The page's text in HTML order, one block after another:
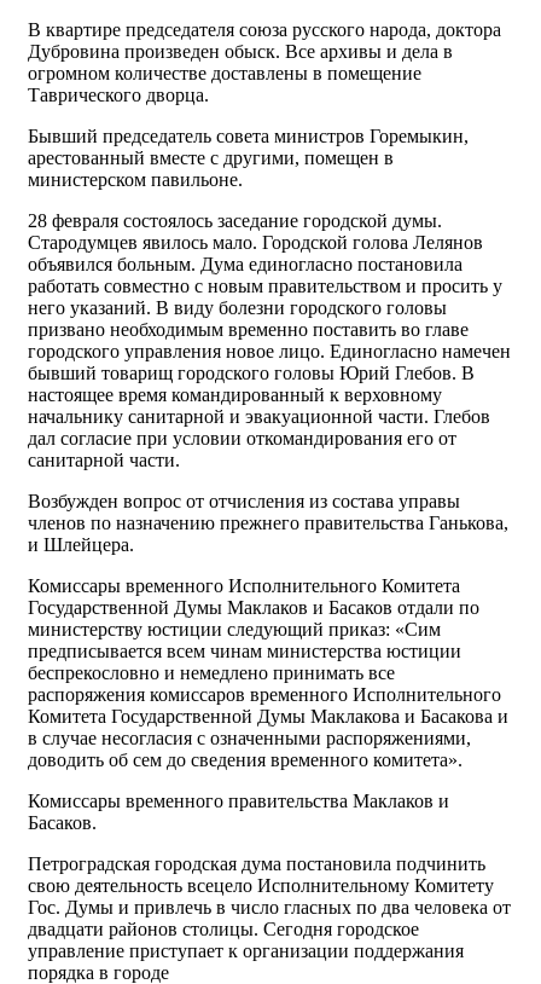
В квартире председателя союза русского народа, доктора
Дубровина произведен обыск. Все архивы и дела в
огромном количестве доставлены в помещение
Таврического дворца.
Бывший председатель совета министров Горемыкин,
арестованный вместе с другими, помещен в
министерском павильоне.
28 февраля cостоялось заседание городской думы.
Стародумцев явилось мало. Городской голова Лелянов
объявился больным. Дума единогласно постановила
работать совместно с новым правительством и просить у
него указаний. В виду болезни городского головы
призвано необходимым временно поставить во главе
городского управления новое лицо. Единогласно намечен
бывший товарищ городского головы Юрий Глебов. В
настоящее время командированный к верховному
начальнику санитарной и эвакуационной части. Глебов
дал согласие при yсловии откомандирования его от
санитарной части.
Возбужден вопрос от отчисления из состава управы
членов по назначению прежнего правительства Ганькова,
и Шлейцера.
Комиссары временного Исполнительного Комитета
Государственной Думы Маклаков и Басаков отдали по
министерству юстиции следующий приказ: «Сим
предписывается всем чинам министерства юстиции
беспрекословно и немедлено принимать все
распоряжения комиссаров временного Исполнительного
Комитета Государственной Думы Маклакова и Басакова и
в случае несогласия с означенными распоряжениями,
доводить об сем до сведения временного комитета».
Комиссары временного правительства Маклаков и
Басаков.
Петроградская городская дума постановила подчинить
свою деятельность всецело Исполнительному Комитету
Гос. Думы и привлечь в число гласных по два человека от
двадцати районов столицы. Сегодня городское
управление приступает к организации поддержания
порядка в городе